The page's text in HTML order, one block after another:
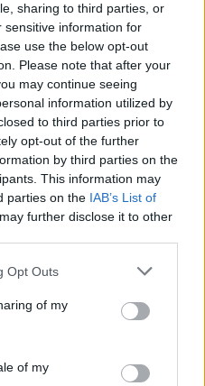
sharing to third parties, or
sensitive information for
use the below opt-out
Please note that after your
may continue seeing
information utilized by
to third parties prior to
opt-out of the further
by third parties on the
This information may
parties on the IAB’s List of
further disclose it to other
uses one or more Google
behaviour. You may click to
and its third-party tags to
purposes in below Google
Opt Outs
of my
of my
HÍREK
Hírek
programja
találkozót
2026.07.24.